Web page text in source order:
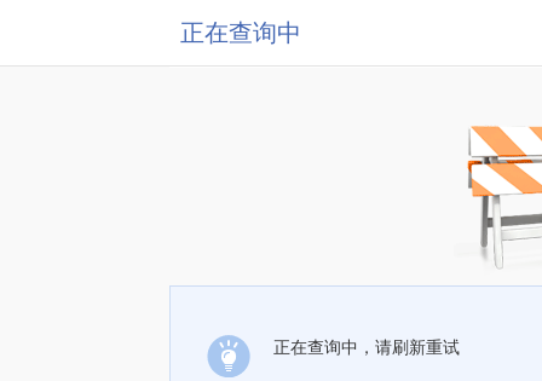
正在查询中
正在查询中，请刷新重试